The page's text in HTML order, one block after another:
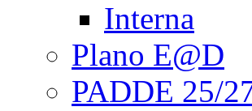
Interna
Plano E@D
PADDE 25/